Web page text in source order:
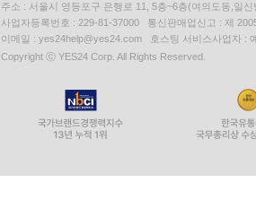
주소 : 서울시 영등포구 은행로 11, 5층~6층(여의도동,일신
사업자등록번호 : 229-81-37000 통신판매업신고 : 제
이메일 : yes24help@yes24.com 호스팅 서비스사업자 :
Copyright ⓒ YES24 Corp. All Rights Reserved.